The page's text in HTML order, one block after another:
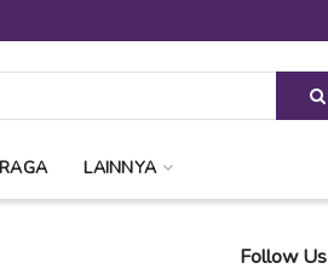
LAINNYA
Follow Us